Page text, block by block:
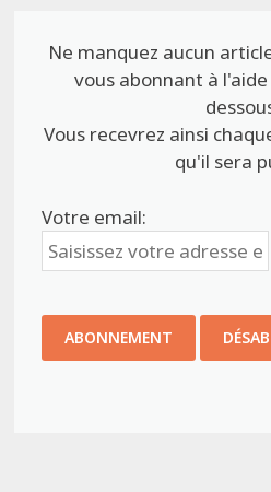
Ne manquez aucun
vous abonnant à
Vous recevrez ainsi
qu'il sera
Votre email: